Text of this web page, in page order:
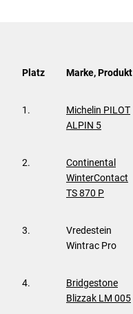
Platz Marke, Produkt
1.
Michelin PILOT
ALPIN 5
2.
Continental
WinterContact
TS 870 P
3.
Vredestein
Wintrac Pro
4.
Bridgestone
Blizzak LM 005